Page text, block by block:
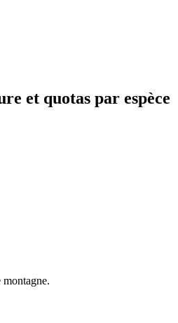
et quotas par espèce
montagne.